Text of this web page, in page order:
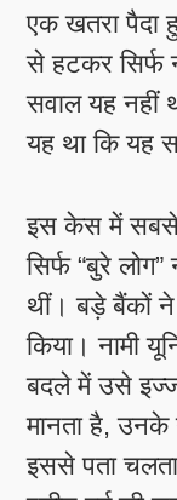
एक खतरा
से हटकर सिर्फ
सवाल यह नहीं
यह था कि यह
इस केस में सबसे
सिर्फ “बुरे
थीं। बड़े बैंकों
किया। नामी
बदले में उसे
मानता है, उनके
इससे पता